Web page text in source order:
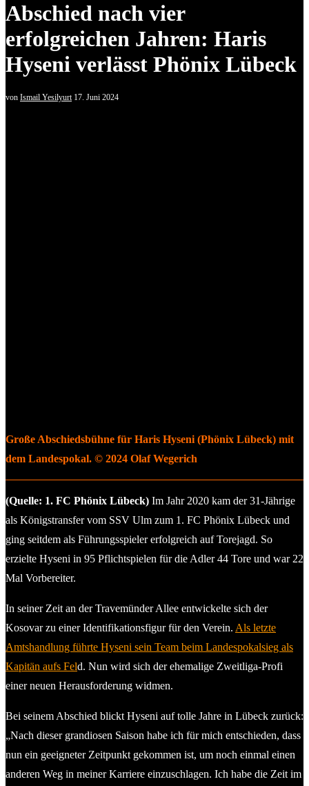
Abschied nach vier
erfolgreichen Jahren: Haris
Hyseni verlässt Phönix Lübeck
von Ismail Yesilyurt 17. Juni 2024
Große Abschiedsbühne für Haris Hyseni (Phönix Lübeck) mit
dem Landespokal. © 2024 Olaf Wegerich
(Quelle: 1. FC Phönix Lübeck) Im Jahr 2020 kam der 31-Jährige
als Königstransfer vom SSV Ulm zum 1. FC Phönix Lübeck und
ging seitdem als Führungsspieler erfolgreich auf Torejagd. So
erzielte Hyseni in 95 Pflichtspielen für die Adler 44 Tore und war 22
Mal Vorbereiter.
In seiner Zeit an der Travemünder Allee entwickelte sich der
Kosovar zu einer Identifikationsfigur für den Verein. Als letzte
Amtshandlung führte Hyseni sein Team beim Landespokalsieg als
Kapitän aufs Feld. Nun wird sich der ehemalige Zweitliga-Profi
einer neuen Herausforderung widmen.
Bei seinem Abschied blickt Hyseni auf tolle Jahre in Lübeck zurück:
„Nach dieser grandiosen Saison habe ich für mich entschieden, dass
nun ein geeigneter Zeitpunkt gekommen ist, um noch einmal einen
anderen Weg in meiner Karriere einzuschlagen. Ich habe die Zeit im